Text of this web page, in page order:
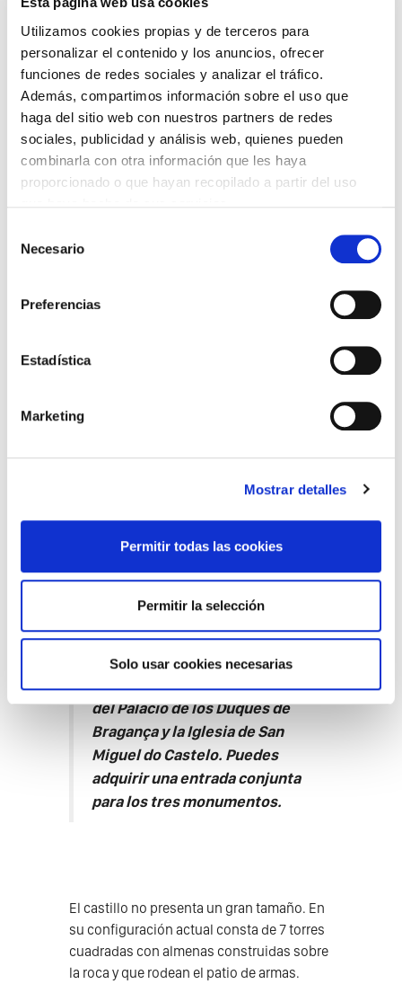
Utilizamos cookies propias y de terceros para
personalizar el contenido y los anuncios, ofrecer
funciones de redes sociales y analizar el tráfico.
Además, compartimos información sobre el uso que
haga del sitio web con nuestros partners de redes
sociales, publicidad y análisis web, quienes pueden
combinarla con otra información que les haya
proporcionado o que hayan recopilado a partir del uso
Necesario
Preferencias
Estadística
Marketing
Mostrar detalles
Permitir todas las cookies
Permitir la selección
Solo usar cookies necesarias
Nuestro Free Tour de Guimarães es la mejor
imprescindibles de esta ciudad.
LIBRE APORTACIÓN IR AL TOUR
Guimarães: su
la ciudad. ¿Quieres conocerlo?
Sagrada o Falperra, en la zona alta de
Guimarães. Desde sus torres se domina el
desarrollaron las luchas de la batalla que
lleva este nombre.
Está a unos 15 minutos
caminando desde el casco
histórico y a muy pocos metros
del Palacio de los Duques de
Bragança y la Iglesia de San
Miguel do Castelo. Puedes
adquirir una entrada conjunta
para los tres monumentos.
El castillo no presenta un gran tamaño. En
su configuración actual consta de 7 torres
cuadradas con almenas construidas sobre
la roca y que rodean el patio de armas.